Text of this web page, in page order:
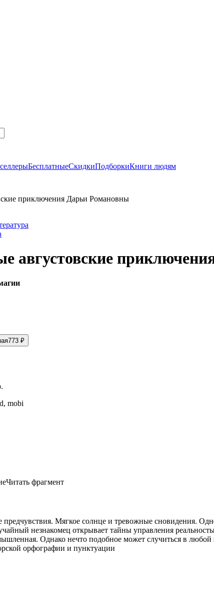
БесплатныеСкидкиПодборкиКниги людям
августовские
773 ₽
mobi
Читать фрагмент
Мягкое солнце и тревожные сновидения.
незнакомец открывает тайны управления
Однако нечто подобное может случиться в любой
орфографии и пунктуации